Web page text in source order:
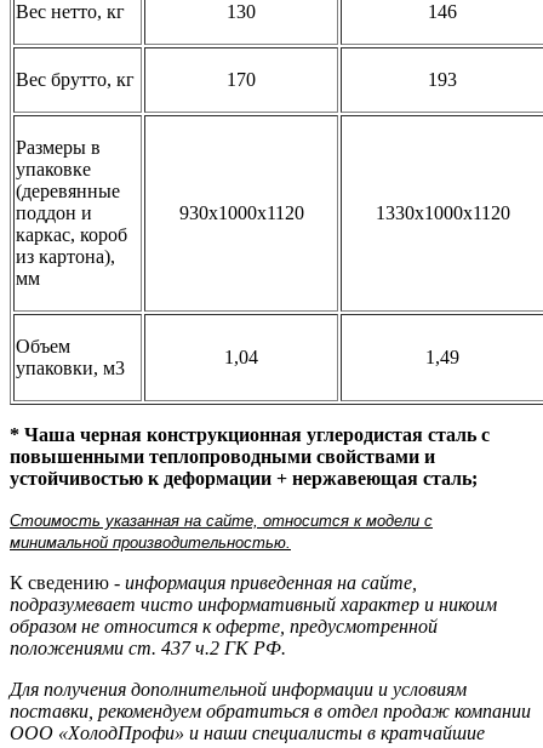
Вес нетто, кг 130 146
Вес брутто, кг 170 193
Размеры в
упаковке
(деревянные
поддон и
каркас, короб
из картона),
мм
930х1000х1120 1330х1000х1120
Объем
упаковки, м3
1,04 1,49
* Чаша черная конструкционная углеродистая сталь с
повышенными теплопроводными свойствами и
устойчивостью к деформации + нержавеющая сталь;
Стоимость указанная на сайте, относится к модели с
минимальной производительностью.
К сведению - информация приведенная на сайте,
подразумевает чисто информативный характер и никоим
образом не относится к оферте, предусмотренной
положениями ст. 437 ч.2 ГК РФ.
Для получения дополнительной информации и условиям
поставки, рекомендуем обратиться в отдел продаж компании
ООО «ХолодПрофи» и наши специалисты в кратчайшие